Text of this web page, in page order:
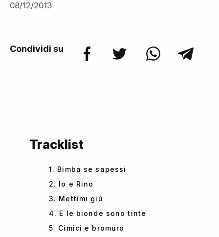
08/12/2013
Condividi su
Tracklist
1. Bimba se sapessi
2. Io e Rino
3. Mettimi giù
4. E le bionde sono tinte
5. Cimici e bromuro